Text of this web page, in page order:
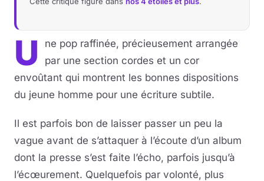
U
ne pop raffinée, précieusement arrangée
par une section cordes et un cor
envoûtant qui montrent les bonnes dispositions
du jeune homme pour une écriture subtile.
Il est parfois bon de laisser passer un peu la
vague avant de s’attaquer à l’écoute d’un album
dont la presse s’est faite l’écho, parfois jusqu’à
l’écœurement. Quelquefois par volonté, plus